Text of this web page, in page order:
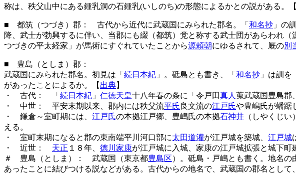
称は、秩父山中にある鍾乳洞の石鍾乳(いしのち)の形態によるかとの説がある。【
■ 都筑（つづき）郡： 古代から近代に武蔵国にみられた郡名。「 和名抄 」の
降、武士が勃興するに伴い、当郡にも綴（都筑）党と称する武士団があらわれ（
つづきの平太経家」が馬術にすぐれていたことから源頼朝にゆるされて、厩の別
■ 豊島（としま）郡：
武蔵国にみられた郡名。初見は「 続日本紀 」。砥島とも書き、「 和名抄 」は訓
があったことによるか。【 出典】
・ 古代： 「 続日本紀 」 仁徳天皇十八年春の条に「令戸田真人 蒐武蔵国豊島郡
・ 中世： 平安末期以来、郡内には秩父流平氏良文流の江戸氏や豊嶋氏が蟠踞
・ 鎌倉～室町期には、 江戸氏の本拠江戸郷、豊嶋氏の本拠石神井 （しやくじ
える。
・ 室町末期になると郡の東南端平川河口部に太田道灌が江戸城を築城、 江戸城
・ 近世： 天正 １８年、 徳川家康が江戸城に入城、家康の江戸城拡張と城下町
＃ 豊島（としま）： 武蔵国（東京都豊島区）。砥島・戸嶋とも書く。地名
あったことに結びつける説などがある。古代からの地名で、武蔵国の郡名として、